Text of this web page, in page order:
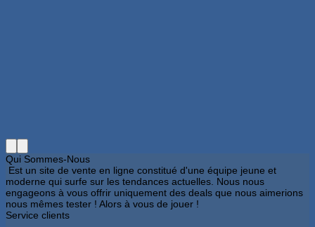
Qui Sommes-Nous
Est un site de vente en ligne constitué d'une équipe jeune et
moderne qui surfe sur les tendances actuelles. Nous nous
engageons à vous offrir uniquement des deals que nous aimerions
nous mêmes tester ! Alors à vous de jouer !
Service clients